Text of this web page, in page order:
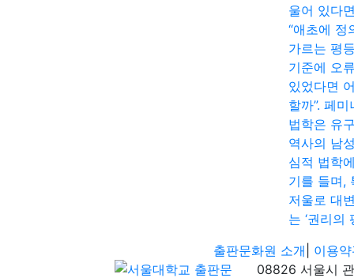
울어 있다
“애초에 정
가르는 평
기준에 오
있었다면
할까”. 페미
법학은 유
역사의 남
심적 법학
기를 들며,
저울로 대
는 ‘권리의
출판문화원 소개
이용
08826 서울시